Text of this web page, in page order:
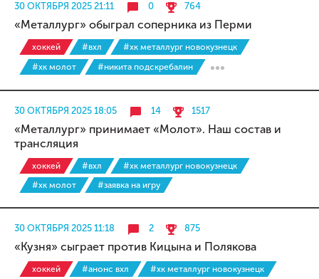
30 ОКТЯБРЯ 2025 21:11 0 764
«Металлург» обыграл соперника из Перми
хоккей #вхл
#хк металлург новокузнецк
#хк молот
#никита подскребалин
30 ОКТЯБРЯ 2025 18:05 14 1517
«Металлург» принимает «Молот». Наш состав и
трансляция
хоккей #вхл
#хк металлург новокузнецк
#хк молот
#заявка на игру
30 ОКТЯБРЯ 2025 11:18 2 875
«Кузня» сыграет против Кицына и Полякова
хоккей #анонс вхл
#хк металлург новокузнецк